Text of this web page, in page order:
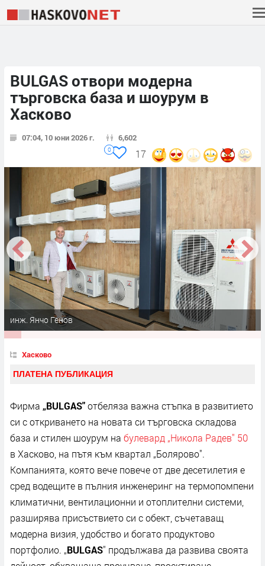
BULGAS отвори модерна
търговска база и шоурум в
Хасково
07:04, 10 юни 2026 г. 6,602
17
0
инж. Янчо Генов
Хасково
ПЛАТЕНА ПУБЛИКАЦИЯ
Фирма „BULGAS"отбеляза важна стъпка в развитието
си с откриването на новата си търговска складова
база и стилен шоурум на булевард „Никола Радев" 50
в Хасково, на пътя към квартал „Болярово".
Компанията, която вече повече от две десетилетия е
сред водещите в пълния инженеринг на термопомпени
климатични, вентилационни и отоплителни системи,
разширява присъствието си с обект, съчетаващ
модерна визия, удобство и богато продуктово
портфолио. „BULGAS" продължава да развива своята